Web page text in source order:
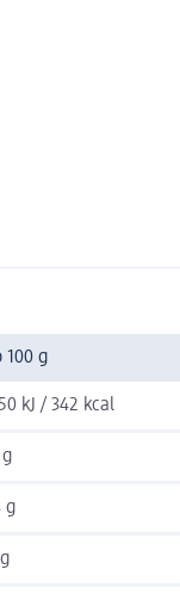
100 g
kJ / 342 kcal
g
g